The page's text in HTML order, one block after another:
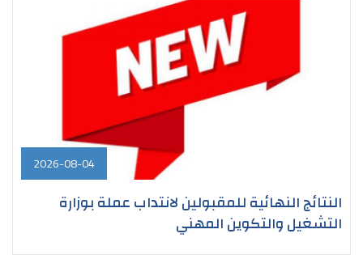
2026-08-04
النتائج النهائية للمقبولين لانتداب عملة بوزارة
التشغيل والتكوين المهني